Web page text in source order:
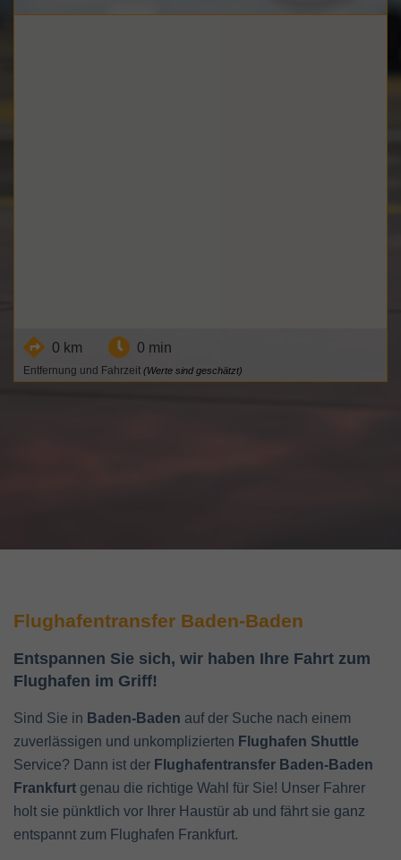
0 km 0 min
Entfernung und Fahrzeit (Werte sind geschätzt)
Flughafentransfer Baden-Baden
Entspannen Sie sich, wir haben Ihre Fahrt zum
Flughafen im Griff!
Sind Sie in Baden-Baden auf der Suche nach einem
zuverlässigen und unkomplizierten Flughafen Shuttle
Service? Dann ist der Flughafentransfer Baden-Baden
Frankfurt genau die richtige Wahl für Sie! Unser Fahrer
holt sie pünktlich vor Ihrer Haustür ab und fährt sie ganz
entspannt zum Flughafen Frankfurt.